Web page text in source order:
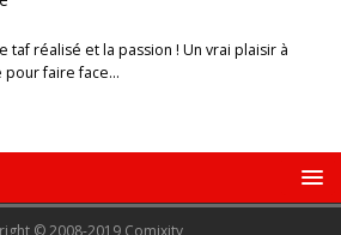
taf réalisé et la passion ! Un vrai plaisir à
pour faire face…
© 2008-2019 Comixity